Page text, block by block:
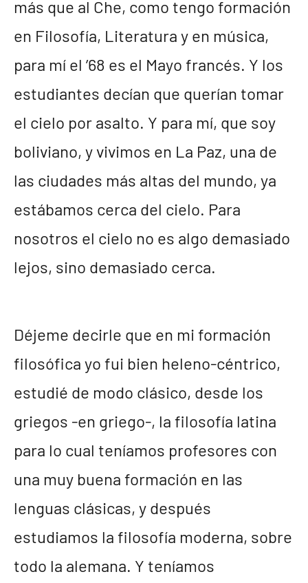
más que al Che, como tengo formación
en Filosofía, Literatura y en música,
para mí el ’68 es el Mayo francés. Y los
estudiantes decían que querían tomar
el cielo por asalto. Y para mí, que soy
boliviano, y vivimos en La Paz, una de
las ciudades más altas del mundo, ya
estábamos cerca del cielo. Para
nosotros el cielo no es algo demasiado
lejos, sino demasiado cerca.
Déjeme decirle que en mi formación
filosófica yo fui bien heleno-céntrico,
estudié de modo clásico, desde los
griegos -en griego-, la filosofía latina
para lo cual teníamos profesores con
una muy buena formación en las
lenguas clásicas, y después
estudiamos la filosofía moderna, sobre
todo la alemana. Y teníamos